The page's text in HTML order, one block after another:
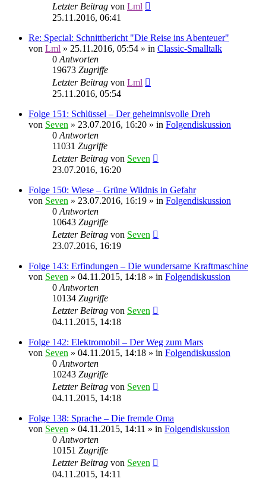
Letzter Beitrag von Lml
25.11.2016, 06:41
Re: Special: Schnittbericht "Die Reise ins Abenteuer"
von Lml » 25.11.2016, 05:54 » in Classic-Smalltalk
0 Antworten
19673 Zugriffe
Letzter Beitrag von Lml
25.11.2016, 05:54
Folge 151: Schlüssel – Der geheimnisvolle Dreh
von Seven » 23.07.2016, 16:20 » in Folgendiskussion
0 Antworten
11031 Zugriffe
Letzter Beitrag von Seven
23.07.2016, 16:20
Folge 150: Wiese – Grüne Wildnis in Gefahr
von Seven » 23.07.2016, 16:19 » in Folgendiskussion
0 Antworten
10643 Zugriffe
Letzter Beitrag von Seven
23.07.2016, 16:19
Folge 143: Erfindungen – Die wundersame Kraftmaschine
von Seven » 04.11.2015, 14:18 » in Folgendiskussion
0 Antworten
10134 Zugriffe
Letzter Beitrag von Seven
04.11.2015, 14:18
Folge 142: Elektromobil – Der Weg zum Mars
von Seven » 04.11.2015, 14:18 » in Folgendiskussion
0 Antworten
10243 Zugriffe
Letzter Beitrag von Seven
04.11.2015, 14:18
Folge 138: Sprache – Die fremde Oma
von Seven » 04.11.2015, 14:11 » in Folgendiskussion
0 Antworten
10151 Zugriffe
Letzter Beitrag von Seven
04.11.2015, 14:11